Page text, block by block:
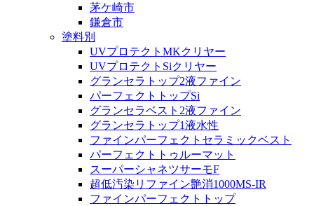
茅ケ崎市
鎌倉市
塗料別
UVプロテクトMKクリヤー
UVプロテクトSiクリヤー
グランセラトップ2液ファイン
パーフェクトトップSi
グランセラベスト2液ファイン
グランセラトップ1液水性
ファインパーフェクトセラミックベスト
パーフェクトトゥルーマット
スーパーシャネツサーモF
超低汚染リファイン艶消1000MS-IR
ファインパーフェクトトップ